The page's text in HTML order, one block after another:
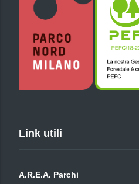
Link utili
A.R.E.A. Parchi